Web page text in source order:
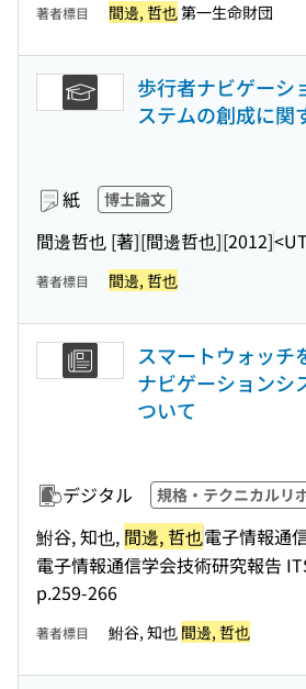
著者標目 間邊, 哲也第一生命財団
歩行者ナビゲーシ
ステムの創成に関
紙 博士論文
間邊哲也 [著][間邊哲也][2012]
著者標目 間邊, 哲也
スマートウォッチ
ナビゲーションシ
ついて
デジタル 規格・テクニカルリ
鮒谷, 知也, 間邊, 哲也電子情報通
電子情報通信学会技術研究報告
p.259-266
著者標目 鮒谷, 知也 間邊, 哲也